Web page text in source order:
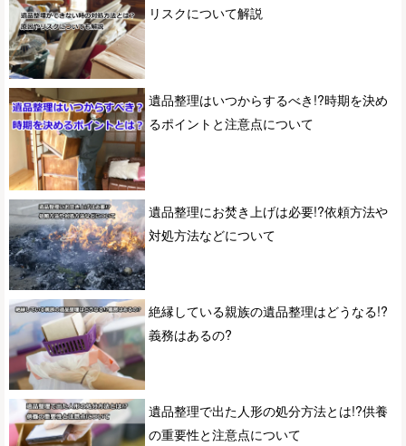
リスクについて解説
遺品整理はいつからするべき!?時期を決め
るポイントと注意点について
遺品整理にお焚き上げは必要!?依頼方法や
対処方法などについて
絶縁している親族の遺品整理はどうなる!?
義務はあるの?
遺品整理で出た人形の処分方法とは!?供養
の重要性と注意点について